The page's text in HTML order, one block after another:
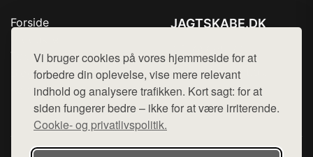
Vi bruger cookies på vores hjemmeside for at
forbedre din oplevelse, vise mere relevant
indhold og analysere trafikken. Kort sagt: for at
siden fungerer bedre – ikke for at være irriterende.
Cookie- og privatlivspolitik.
Forside
Top Rabatter
Blog
Kontakt
JAGTSKABE.DK
Mail: hej@want.dk
Cookie- og privatlivspolitik